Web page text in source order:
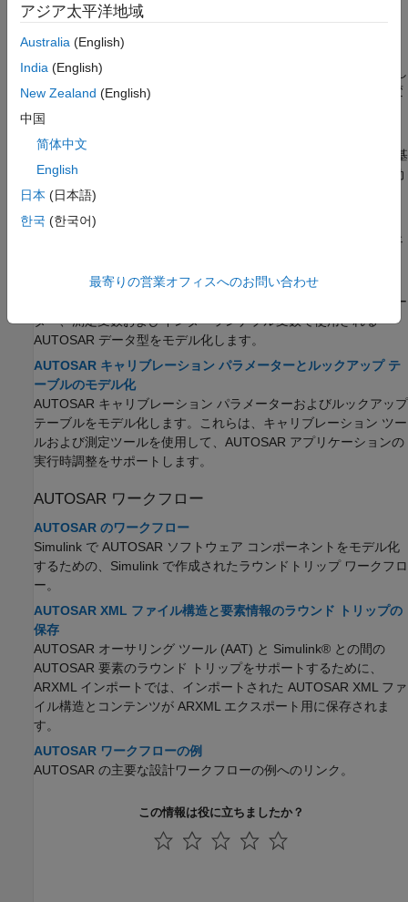
AUTOSAR ポートとインターフェイスを備えた AUTOSAR ソフ
トウェア コンポーネント間の通信をモデル化する。
AUTOSAR コンポーネントの動作のモデル化
AUTOSAR ソフトウェア コンポーネントの内部動作をモデル化し
ます。これには、ランナブル、イベント、インターランナブル変
数の動作を含みます。
AUTOSAR バリアントのモデル化
AUTOSAR ソフトウェア コンポーネントは、定義された条件に基
づき、AUTOSAR インターフェイスまたは実装を実行パスで有効
または無効にするために使用するバリアントをモデル化します。
AUTOSAR 不揮発性メモリのモデル化
AUTOSAR 不揮発性メモリへの暗黙的または明示的なソフトウェ
AUTOSAR データ型のモデル化
データ要素、オペレーション引数、キャリブレーション パラメー
ター、測定変数およびインターランナブル変数で使用される
AUTOSAR データ型をモデル化します。
AUTOSAR キャリブレーション パラメーターとルックアップ テ
ーブルのモデル化
AUTOSAR キャリブレーション パラメーターおよびルックアップ
テーブルをモデル化します。これらは、キャリブレーション ツー
ルおよび測定ツールを使用して、AUTOSAR アプリケーションの
実行時調整をサポートします。
AUTOSAR ワークフロー
AUTOSAR のワークフロー
Simulink で AUTOSAR ソフトウェア コンポーネントをモデル化
するための、Simulink で作成されたラウンドトリップ ワークフロ
ー。
AUTOSAR XML ファイル構造と要素情報のラウンド トリップの
保存
AUTOSAR オーサリング ツール (AAT) と Simulink® との間の
AUTOSAR 要素のラウンド トリップをサポートするために、
ARXML インポートでは、インポートされた AUTOSAR XML ファ
イル構造とコンテンツが ARXML エクスポート用に保存されま
す。
AUTOSAR ワークフローの例
AUTOSAR の主要な設計ワークフローの例へのリンク。
この情報は役に立ちましたか？
アジア太平洋地域
Australia (English)
India (English)
New Zealand (English)
中国
简体中文
English
日本 (日本語)
한국 (한국어)
最寄りの営業オフィスへのお問い合わせ